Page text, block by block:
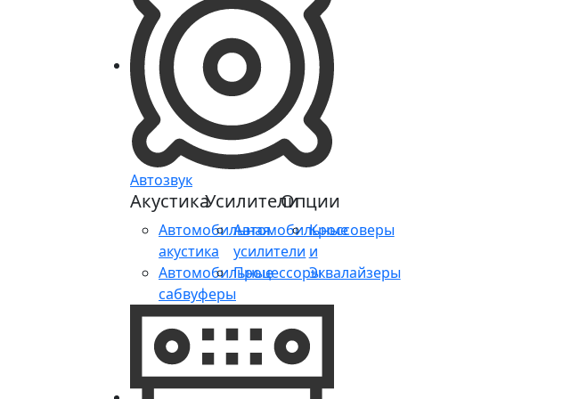
Автозвук
Акустика
Автомобильная
акустика
Автомобильные
сабвуферы
Усилители
Автомобильные
усилители
Процессоры
Опции
Кроссоверы
и
Эквалайзеры